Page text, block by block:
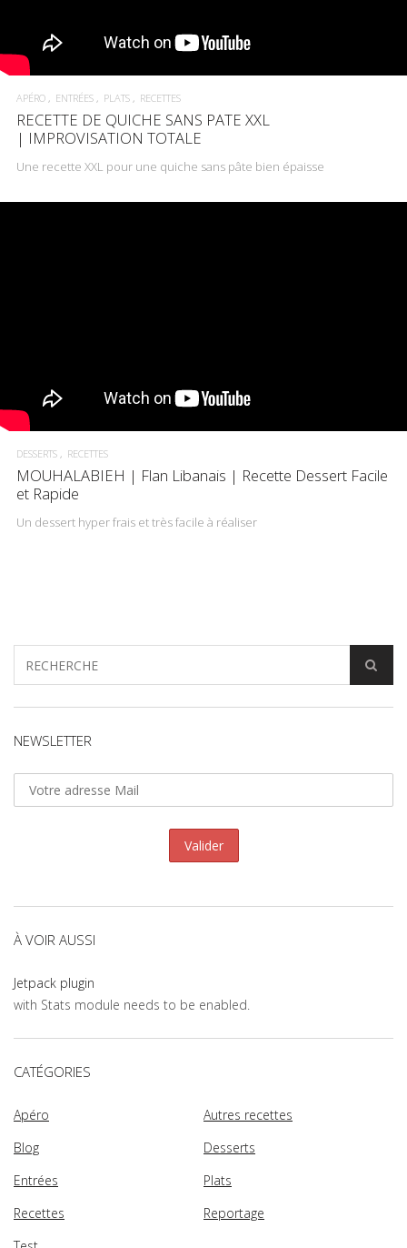
APÉRO ENTRÉES PLATS RECETTES
RECETTE DE QUICHE SANS PATE XXL
| IMPROVISATION TOTALE
Une recette XXL pour une quiche sans pâte bien épaisse
DESSERTS RECETTES
MOUHALABIEH | Flan Libanais | Recette Dessert Facile
et Rapide
Un dessert hyper frais et très facile à réaliser
NEWSLETTER
À VOIR AUSSI
Jetpack plugin
with Stats module needs to be enabled.
CATÉGORIES
Apéro
Autres recettes
Blog
Desserts
Entrées
Plats
Recettes
Reportage